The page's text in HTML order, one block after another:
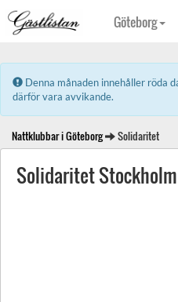
Göteborg
Error:
Denna månaden innehåller röda
därför vara avvikande.
Nattklubbar i Göteborg Solidaritet
Solidaritet Stockholm